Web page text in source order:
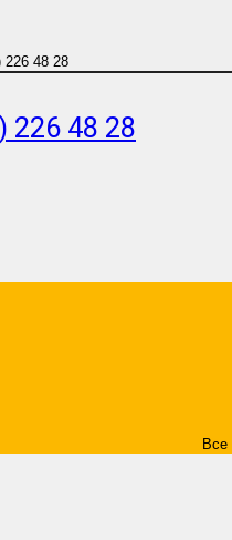
48 28
226 48 28
Все